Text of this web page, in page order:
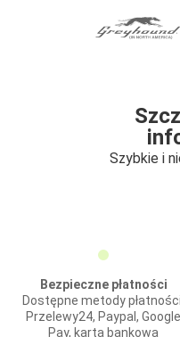
Szybkie i
Bezpieczne płatności
Dostępne metody
Przelewy24, Paypal, Google
Pay, karta bankowa